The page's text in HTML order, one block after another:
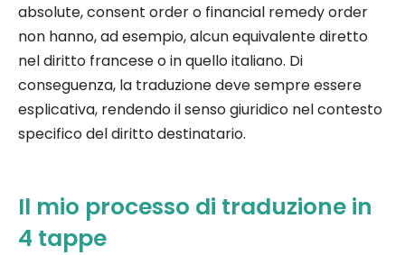
absolute, consent order o financial remedy order
non hanno, ad esempio, alcun equivalente diretto
nel diritto francese o in quello italiano. Di
conseguenza, la traduzione deve sempre essere
esplicativa, rendendo il senso giuridico nel contesto
specifico del diritto destinatario.
Il mio processo di traduzione in
4 tappe